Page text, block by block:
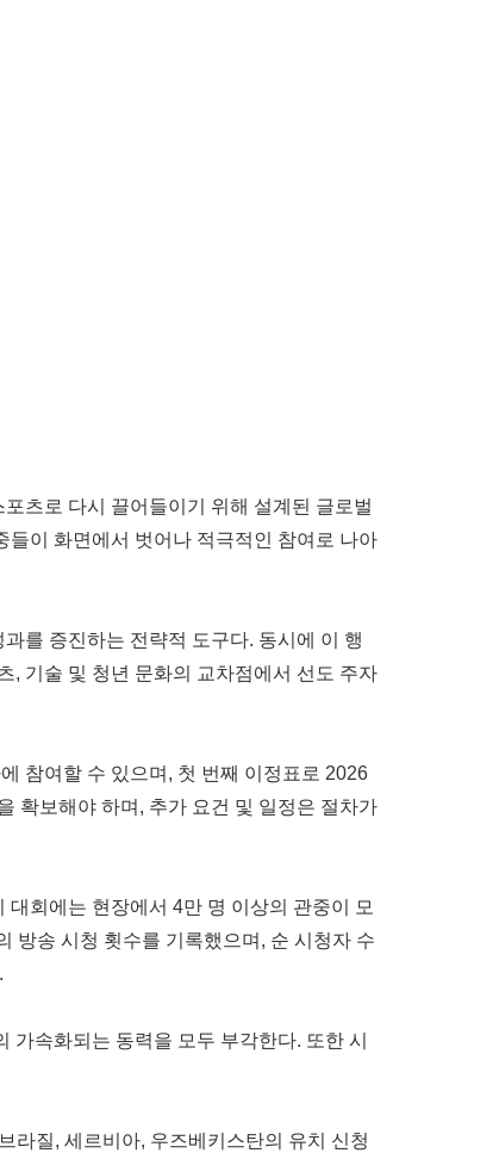
츠로 다시 끌어들이기 위해 설계된 글로벌
이 화면에서 벗어나 적극적인 참여로 나아
를 증진하는 전략적 도구다. 동시에 이 행
, 기술 및 청년 문화의 교차점에서 선도 주자
참여할 수 있으며, 첫 번째 이정표로 2026
확보해야 하며, 추가 요건 및 일정은 절차가
회에는 현장에서 4만 명 이상의 관중이 모
방송 시청 횟수를 기록했으며, 순 시청자 수
속화되는 동력을 모두 부각한다. 또한 시
라질, 세르비아, 우즈베키스탄의 유치 신청